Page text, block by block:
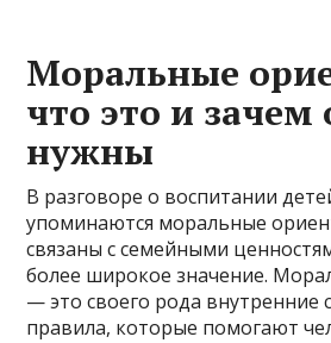
Моральные
что это и зачем
нужны
В разговоре о воспитании
упоминаются моральные
связаны с семейными
более широкое значение.
— это своего рода внутренние
правила, которые помогают